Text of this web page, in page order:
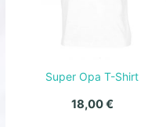
Super Opa T-Shirt
18,00€